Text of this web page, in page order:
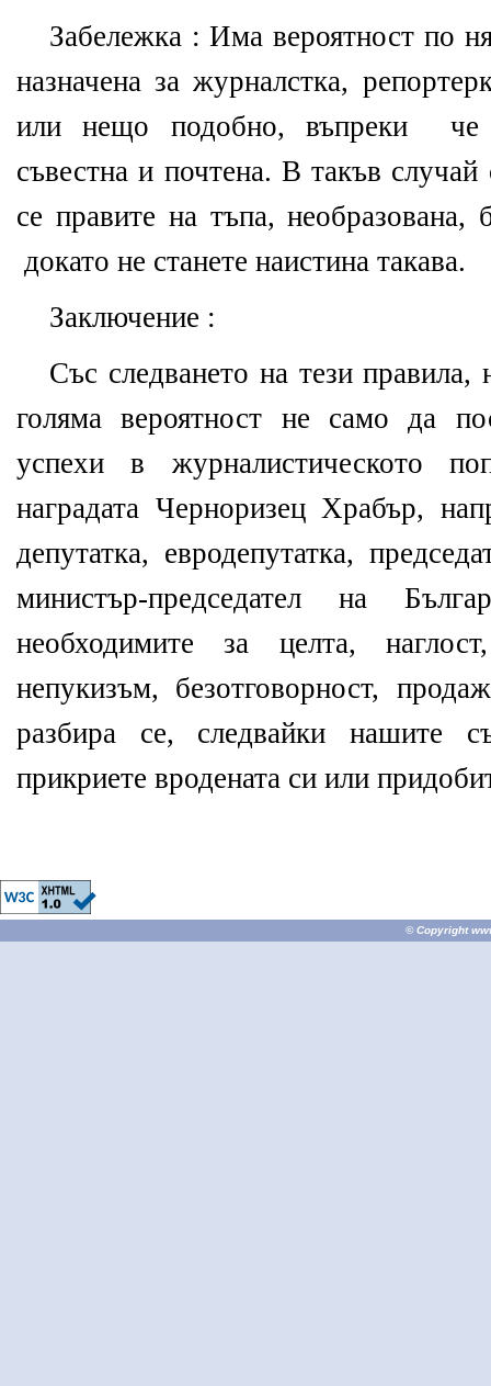
Забележка : Има вероятност по
назначена за журналстка,
или нещо подобно, въпреки че
съвестна и почтена. В такъв
се правите на тъпа, необразована,
докато не станете наистина такава.
Заключение :
Със следването на тези правила,
голяма вероятност не само да
успехи в журналистическото
наградата Черноризец Храбър,
депутатка, евродепутатка,
министър-председател на
необходимите за целта,
непукизъм, безотговорност,
разбира се, следвайки нашите
прикриете вродената си или
© Copyright